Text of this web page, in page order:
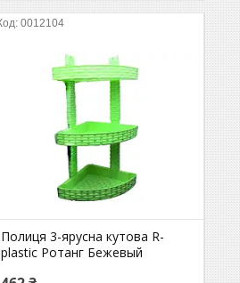
0012104
Полиця 3-ярусна кутова R-
plastic Ротанг Бежевый